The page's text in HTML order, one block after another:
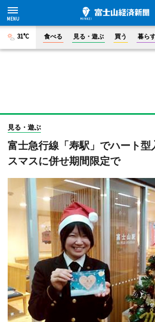
31°C 食べる 見る・遊ぶ 買う 暮ら
見る・遊ぶ
富士急行線「寿駅」でハート
スマスに併せ期間限定で